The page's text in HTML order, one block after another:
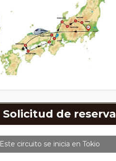
Solicitud de reserva
Este circuito se inicia en Tokio